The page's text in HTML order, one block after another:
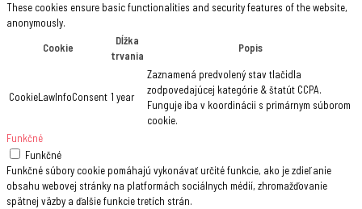
These cookies ensure basic functionalities and security features of the website,
anonymously.
Cookie
Dĺžka
trvania
Popis
CookieLawInfoConsent 1 year
Zaznamená predvolený stav tlačidla
zodpovedajúcej kategórie & štatút CCPA.
Funguje iba v koordinácii s primárnym súborom
cookie.
Funkčné
Funkčné
Funkčné súbory cookie pomáhajú vykonávať určité funkcie, ako je zdieľanie
obsahu webovej stránky na platformách sociálnych médií, zhromažďovanie
spätnej väzby a ďalšie funkcie tretích strán.